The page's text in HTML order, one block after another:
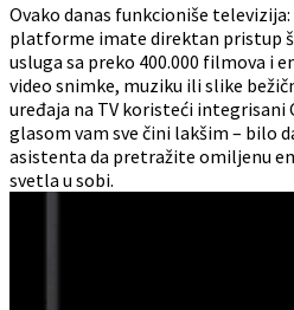
Ovako danas funkcioniše
platforme imate direktan pristup
usluga sa preko 400.000 filmova i
video snimke, muziku ili slike
uređaja na TV koristeći integrisani
glasom vam sve čini lakšim – bilo
asistenta da pretražite omiljenu
svetla u sobi.